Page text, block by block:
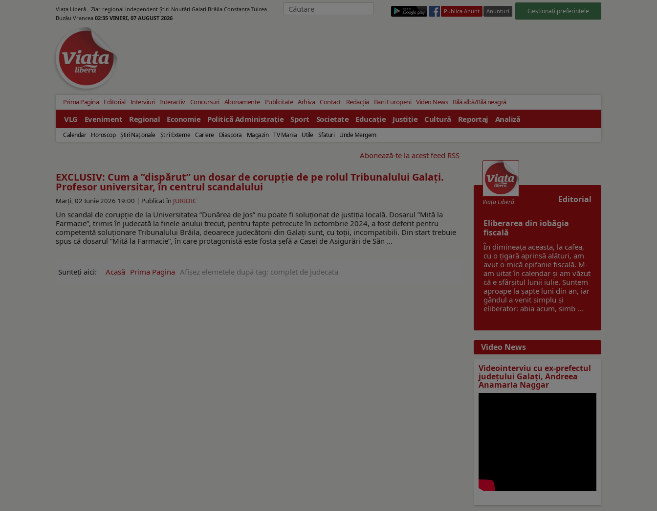
Viața Liberă - Ziar regional independent Știri Noutăți Galaţi Brăila Constanţa Tulcea
Buzău Vrancea 02:35 VINERI, 07 AUGUST 2026
Publica Anunt Anunturi Gestionați preferințele
Prima Pagina Editorial Interviuri Interactiv Concursuri Abonamente Publicitate Arhiva Contact Redacția Bani Europeni Video News Bilă albă/Bilă neagră
VLG Eveniment Regional Economie Politică Administrație Sport Societate Educație Justiție Cultură Reportaj Analiză
Calendar Horoscop Ştiri Naţionale Ştiri Externe Cariere Diaspora Magazin TV Mania Utile Sfaturi Unde Mergem
Abonează-te la acest feed RSS
EXCLUSIV: Cum a ”dispărut” un dosar de corupție de pe rolul Tribunalului Galați.
Profesor universitar, în centrul scandalului
Marți, 02 Iunie 2026 19:00 | Publicat în JURIDIC
Un scandal de corupție de la Universitatea ”Dunărea de Jos” nu poate fi soluționat de justiția locală. Dosarul ”Mită la
Farmacie”, trimis în judecată la finele anului trecut, pentru fapte petrecute în octombrie 2024, a fost deferit pentru
competentă soluționare Tribunalului Brăila, deoarece judecătorii din Galați sunt, cu toții, incompatibili. Din start trebuie
spus că dosarul ”Mită la Farmacie”, în care protagonistă este fosta șefă a Casei de Asigurări de Săn ...
Sunteți aici: Acasă Prima Pagina Afişez elemetele după tag: complet de judecata
Editorial
Viaţa Liberă
Eliberarea din iobăgia
fiscală
În dimineața aceasta, la cafea,
cu o țigară aprinsă alături, am
avut o mică epifanie fiscală. M-
am uitat în calendar și am văzut
că e sfârșitul lunii iulie. Suntem
aproape la șapte luni din an, iar
gândul a venit simplu și
eliberator: abia acum, simb ...
Video News
Videointerviu cu ex-prefectul
judeţului Galaţi, Andreea
Anamaria Naggar